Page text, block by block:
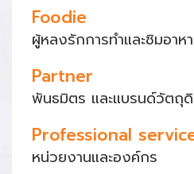
Foodie
ผู้หลงรักการทำและชิมอาห
Partner
พันธมิตร และแบรนด์วัตถุดิ
Professional
หน่วยงานและองค์กร